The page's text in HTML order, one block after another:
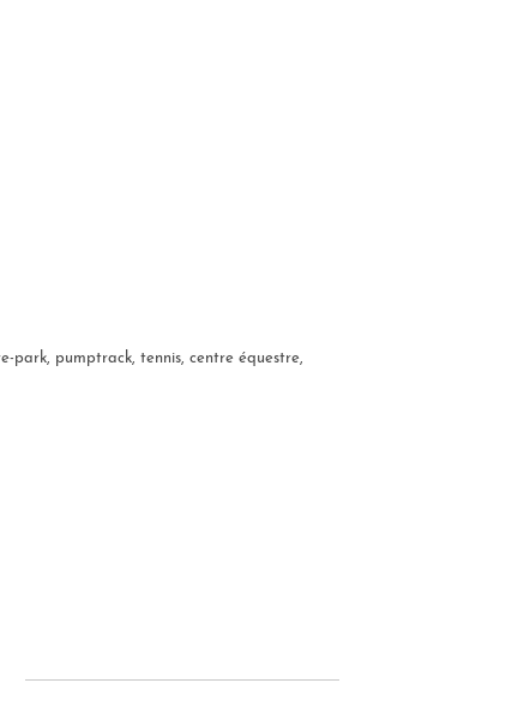
park, pumptrack, tennis, centre équestre,